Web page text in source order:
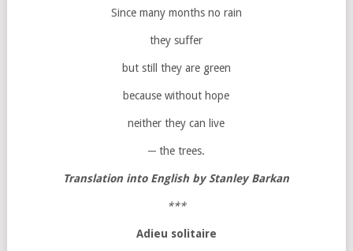
Since many months no rain
they suffer
but still they are green
because without hope
neither they can live
─ the trees.
Translation into English by Stanley Barkan
***
Adieu solitaire